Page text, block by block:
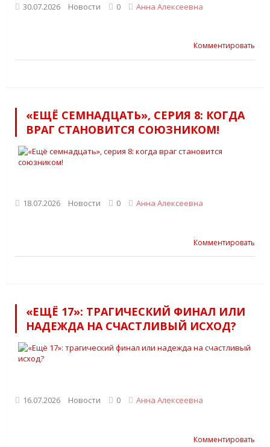
30.07.2026 Новости 0 Анна Алексеевна
Комментировать
«ЕЩЁ СЕМНАДЦАТЬ», СЕРИЯ 8: КОГДА
ВРАГ СТАНОВИТСЯ СОЮЗНИКОМ!
18.07.2026 Новости 0 Анна Алексеевна
Комментировать
«ЕЩЁ 17»: ТРАГИЧЕСКИЙ ФИНАЛ ИЛИ
НАДЕЖДА НА СЧАСТЛИВЫЙ ИСХОД?
16.07.2026 Новости 0 Анна Алексеевна
Комментировать